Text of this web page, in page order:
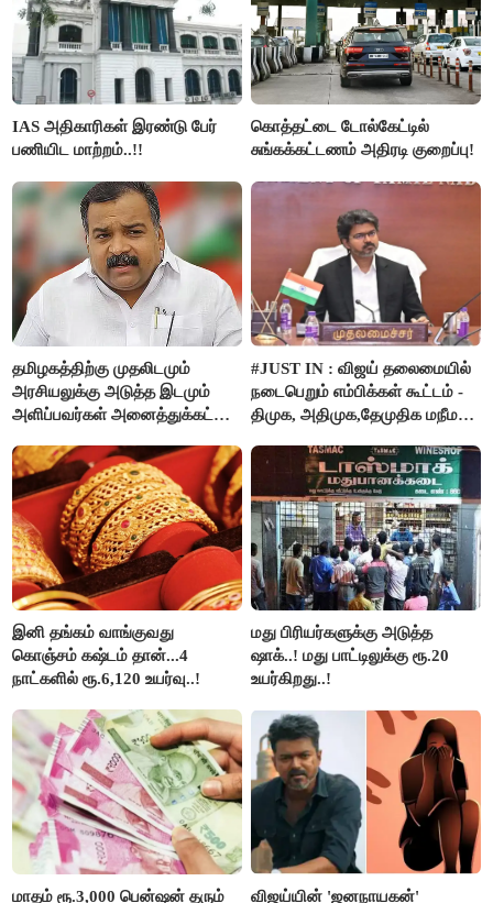
IAS அதிகாரிகள் இரண்டு பேர்
பணியிட மாற்றம்..!!
கொத்தட்டை டோல்கேட்டில்
சுங்கக்கட்டணம் அதிரடி குறைப்பு!
தமிழகத்திற்கு முதலிடமும்
அரசியலுக்கு அடுத்த இடமும்
அளிப்பவர்கள் அனைத்துக்கட்சி
பங்கேற்பார்கள் - மாணிக்கம்
தாகூர்..!!
#JUST IN : விஜய் தலைமையில்
நடைபெறும் எம்பிக்கள் கூட்டம் -
திமுக, அதிமுக,தேமுதிக மநீம
இனி தங்கம் வாங்குவது
கொஞ்சம் கஷ்டம் தான்...4
நாட்களில் ரூ.6,120 உயர்வு..!
மது பிரியர்களுக்கு அடுத்த
ஷாக்..! மது பாட்டிலுக்கு ரூ.20
உயர்கிறது..!
மாதம் ரூ.3,000 பென்ஷன் தரும்
விஜய்யின் 'ஜனநாயகன்'